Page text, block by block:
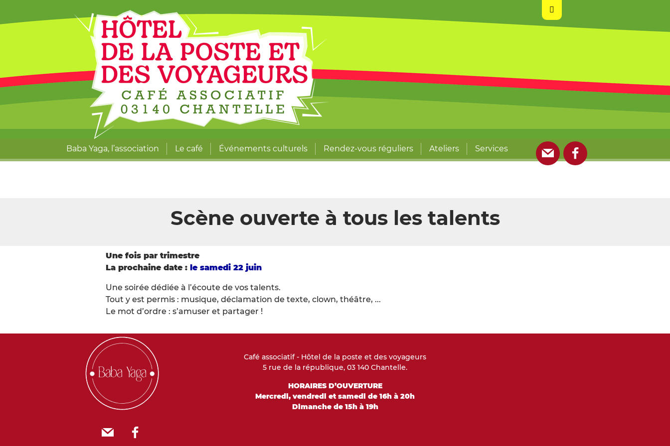
Baba Yaga, l’association Le café Événements culturels Rendez-vous réguliers Ateliers Services
Scène ouverte à tous les talents
Une fois par trimestre
La prochaine date : le samedi 22 juin
Une soirée dédiée à l’écoute de vos talents.
Tout y est permis : musique, déclamation de texte, clown, théâtre, ...
Le mot d’ordre : s’amuser et partager !
Café associatif - Hôtel de la poste et des voyageurs
5 rue de la république, 03 140 Chantelle.
HORAIRES D’OUVERTURE
Mercredi, vendredi et samedi de 16h à 20h
Dimanche de 15h à 19h